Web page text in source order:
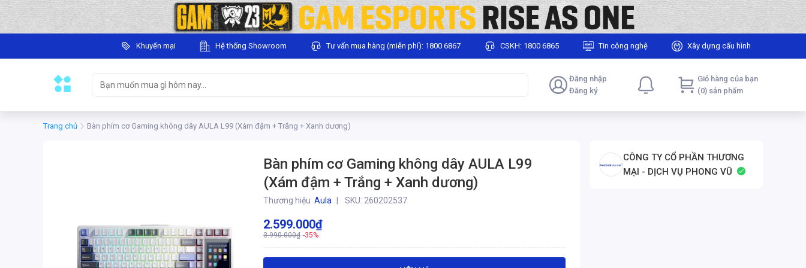
Khuyến mại Hệ thống Showroom Tư vấn mua hàng (miễn phí): 1800 6867 CSKH: 1800 6865 Tin công nghệ Xây dựng cấu hình
Đăng nhập
Đăng ký
Giỏ hàng của bạn
(0) sản phẩm
Trang chủ Bàn phím cơ Gaming không dây AULA L99 (Xám đậm + Trắng + Xanh dương)
Bàn phím cơ Gaming không dây AULA L99
(Xám đậm + Trắng + Xanh dương)
Thương hiệu Aula SKU: 260202537
2.599.000₫
3.990.000₫ -35%
CÔNG TY CỔ PHẦN THƯƠNG
MẠI - DỊCH VỤ PHONG VŨ